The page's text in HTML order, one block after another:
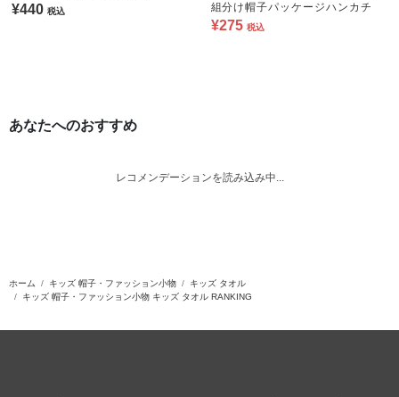
¥440 税込
組分け帽子パッケージハンカチ
¥275 税込
あなたへのおすすめ
レコメンデーションを読み込み中...
ホーム キッズ 帽子・ファッション小物
キッズ タオル
キッズ 帽子・ファッション小物 キッズ タオル RANKING